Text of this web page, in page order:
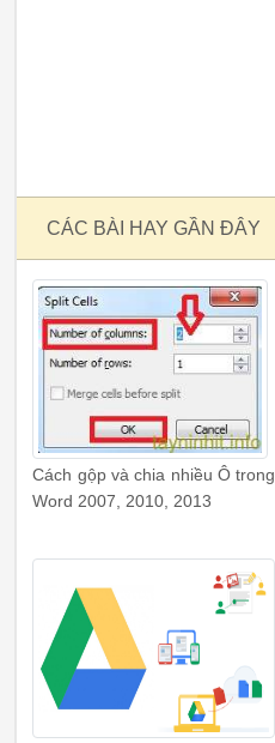
CÁC BÀI HAY GẦN ĐÂY
Cách gộp và chia nhiều Ô trong
Word 2007, 2010, 2013